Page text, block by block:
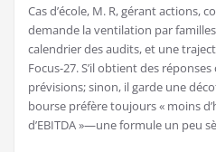
Cas d’école, M. R, gérant actions,
demande la ventilation par familles
calendrier des audits, et une
Focus-27. S’il obtient des
prévisions; sinon, il garde une
bourse préfère toujours « moins
d’EBITDA »—une formule un peu